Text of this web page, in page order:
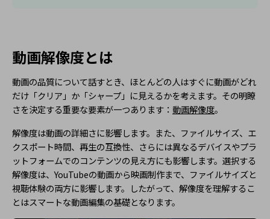
動画解像度とは
動画の品質について話すとき、ほとんどの人はすぐに動画がどれ
だけ「クリア」か「シャープ」に見えるかを考えます。その明瞭
さを決定する重要な要素が一つあります： 動画解像度。
解像度は動画の詳細さに影響します。また、ファイルサイズ、エ
クスポート時間、再生の互換性、さらには異なるデバイスやプラ
ットフォームでのコンテンツの見え方にも影響します。選択する
解像度は、YouTubeの動画から映画制作まで、ファイルサイズと
視聴体験の両方に影響します。したがって、解像度を理解するこ
とはスマートな動画編集の基礎となります。